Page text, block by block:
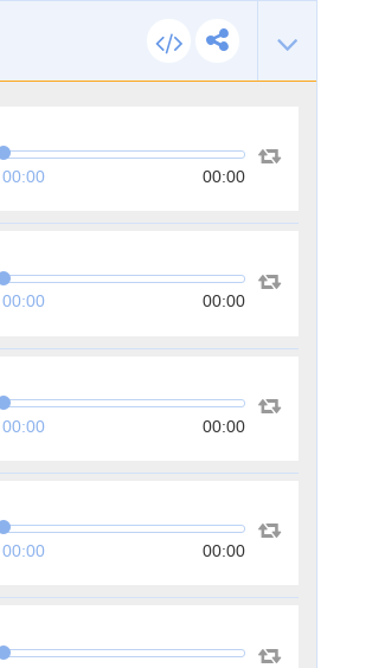
00:00 00:00
00:00 00:00
00:00 00:00
00:00 00:00